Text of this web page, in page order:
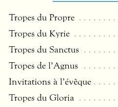
Tropes du Propre
Tropes du Kyrie
Tropes du Sanctus
Tropes de l’Agnus
Invitations à l’évêque
Tropes du Gloria